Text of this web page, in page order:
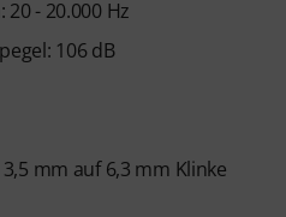
- 20.000 Hz
106 dB
mm auf 6,3 mm Klinke